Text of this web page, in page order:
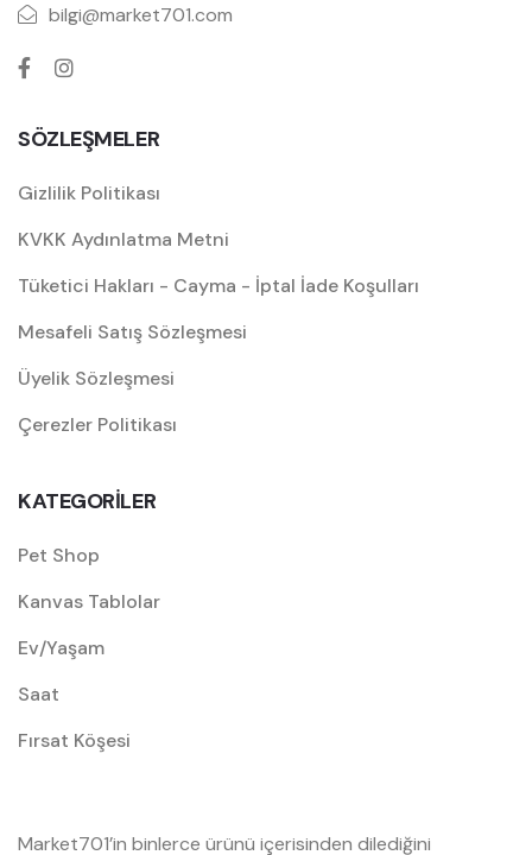
bilgi@market701.com
SÖZLEŞMELER
Gizlilik Politikası
KVKK Aydınlatma Metni
Tüketici Hakları - Cayma - İptal İade Koşulları
Mesafeli Satış Sözleşmesi
Üyelik Sözleşmesi
Çerezler Politikası
KATEGORİLER
Pet Shop
Kanvas Tablolar
Ev/Yaşam
Saat
Fırsat Köşesi
Market701’in binlerce ürünü içerisinden dilediğini